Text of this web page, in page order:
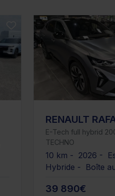
RENAULT
E-Tech full hybrid
TECHNO
10 km - 2026 -
Hybride - Boîte
39 890€